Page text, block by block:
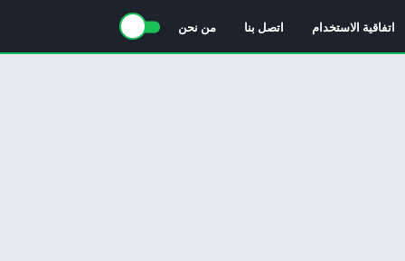
اتفاقية الاستخدام اتصل بنا من نحن